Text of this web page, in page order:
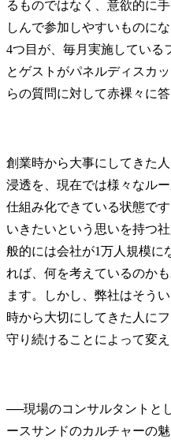
るものではなく、意欲的に
しんで参加しやすいものにな
4つ目が、毎月実施している
とゲストがパネルディスカ
らの質問に対して赤裸々に答
創業時から大事にしてきた
浸透を、現在では様々なル
仕組み化できている状態で
いきたいという思いを持つ
般的には会社が1万人規模に
れば、何を考えているのか
ます。しかし、弊社はそう
時から大切にしてきた人に
守り続けることによって変
──現場のコンサルタントと